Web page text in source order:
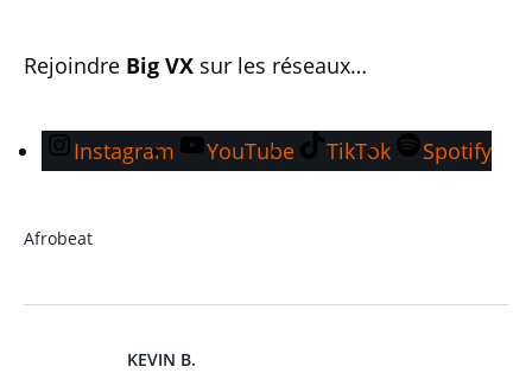
Rejoindre Big VX sur les réseaux…
Instagram YouTube TikTok Spotify
Afrobeat
KEVIN B.